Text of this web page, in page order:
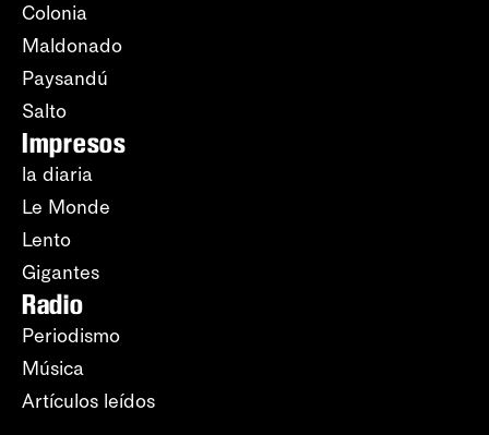
Colonia
Maldonado
Paysandú
Salto
Impresos
la diaria
Le Monde
Lento
Gigantes
Radio
Periodismo
Música
Artículos leídos